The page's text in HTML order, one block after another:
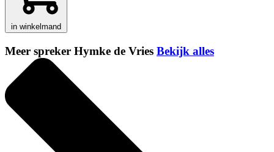
in winkelmand
Meer spreker Hymke de Vries Bekijk alles